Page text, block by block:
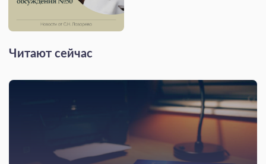
Читают сейчас